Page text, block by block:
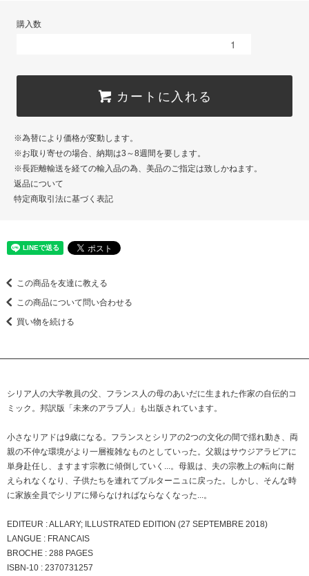
購入数
カートに入れる
※為替により価格が変動します。
※お取り寄せの場合、納期は3～8週間を要します。
※長距離輸送を経ての輸入品の為、美品のご指定は致しかねます。
返品について
特定商取引法に基づく表記
この商品を友達に教える
この商品について問い合わせる
買い物を続ける
シリア人の大学教員の父、フランス人の母のあいだに生まれた作家の自伝的コ
ミック。邦訳版「未来のアラブ人」も出版されています。
小さなリアドは9歳になる。フランスとシリアの2つの文化の間で揺れ動き、両
親の不仲な環境がより一層複雑なものとしていった。父親はサウジアラビアに
単身赴任し、ますます宗教に傾倒していく...。母親は、夫の宗教上の転向に耐
えられなくなり、子供たちを連れてブルターニュに戻った。しかし、そんな時
に家族全員でシリアに帰らなければならなくなった...。
EDITEUR : ALLARY; ILLUSTRATED EDITION (27 SEPTEMBRE 2018)
LANGUE : FRANCAIS
BROCHE : 288 PAGES
ISBN-10 : 2370731257